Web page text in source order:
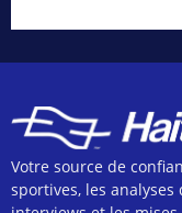
Votre source de
sportives, les analyses